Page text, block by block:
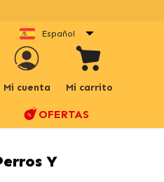
Español
Mi cuenta Mi carrito
OFERTAS
Y